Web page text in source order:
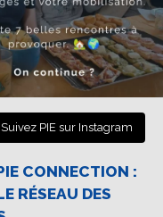
Suivez PIE sur Instagram
CONNECTION :
RÉSEAU DES